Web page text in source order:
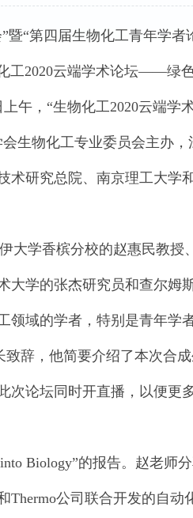
“第四届生物化工青年学者
工2020云端学术论坛——绿
上午，“生物化工2020云端
生物化工专业委员会主办
术研究总院、南京理工大学
学香槟分校的赵惠民教授
大学的张杰研究员和查尔姆
域的学者，特别是青年学
辞，他简要介绍了本次合成
次论坛同时开直播，以便更
Biology”的报告。赵老师
公司联合开发的自动